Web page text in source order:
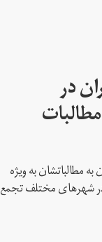
در
مطالباتشان به ویژه
در شهرهای مختلف تجمع